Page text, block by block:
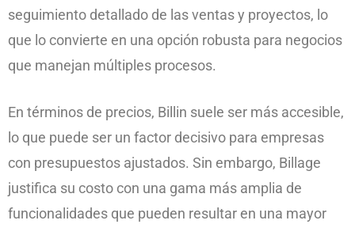
seguimiento detallado de las ventas y proyectos, lo
que lo convierte en una opción robusta para negocios
que manejan múltiples procesos.
En términos de precios, Billin suele ser más accesible,
lo que puede ser un factor decisivo para empresas
con presupuestos ajustados. Sin embargo, Billage
justifica su costo con una gama más amplia de
funcionalidades que pueden resultar en una mayor